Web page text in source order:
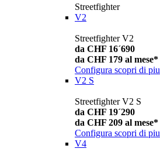
Streetfighter
V2
Streetfighter V2
da CHF 16´690
da CHF 179 al mese*
Configura scopri di piu
V2 S
Streetfighter V2 S
da CHF 19´290
da CHF 209 al mese*
Configura scopri di piu
V4